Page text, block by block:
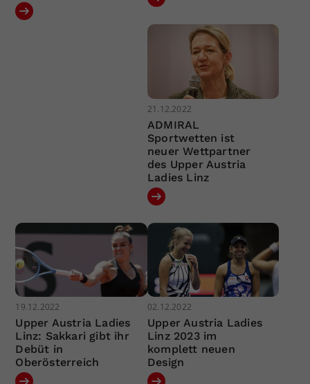
21.12.2022
ADMIRAL
Sportwetten ist
neuer Wettpartner
des Upper Austria
Ladies Linz
19.12.2022
Upper Austria Ladies
Linz: Sakkari gibt ihr
Debüt in
Oberösterreich
02.12.2022
Upper Austria Ladies
Linz 2023 im
komplett neuen
Design